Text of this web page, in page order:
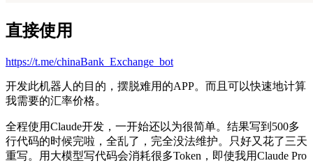
直接使用
https://t.me/chinaBank_Exchange_bot
开发此机器人的目的，摆脱难用的APP。而且可以快速地计算
我需要的汇率价格。
全程使用Claude开发，一开始还以为很简单。结果写到500多
行代码的时候完啦，全乱了，完全没法维护。只好又花了三天
重写。用大模型写代码会消耗很多Token，即使我用Claude Pro